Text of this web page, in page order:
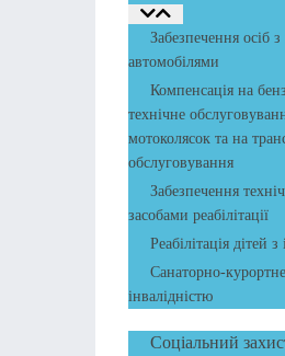
Забезпечення осіб з
автомобілями
Компенсація на
технічне
мотоколясок та на
обслуговування
Забезпечення
засобами реабілітації
Реабілітація дітей
Санаторно-
інвалідністю
Соціальний